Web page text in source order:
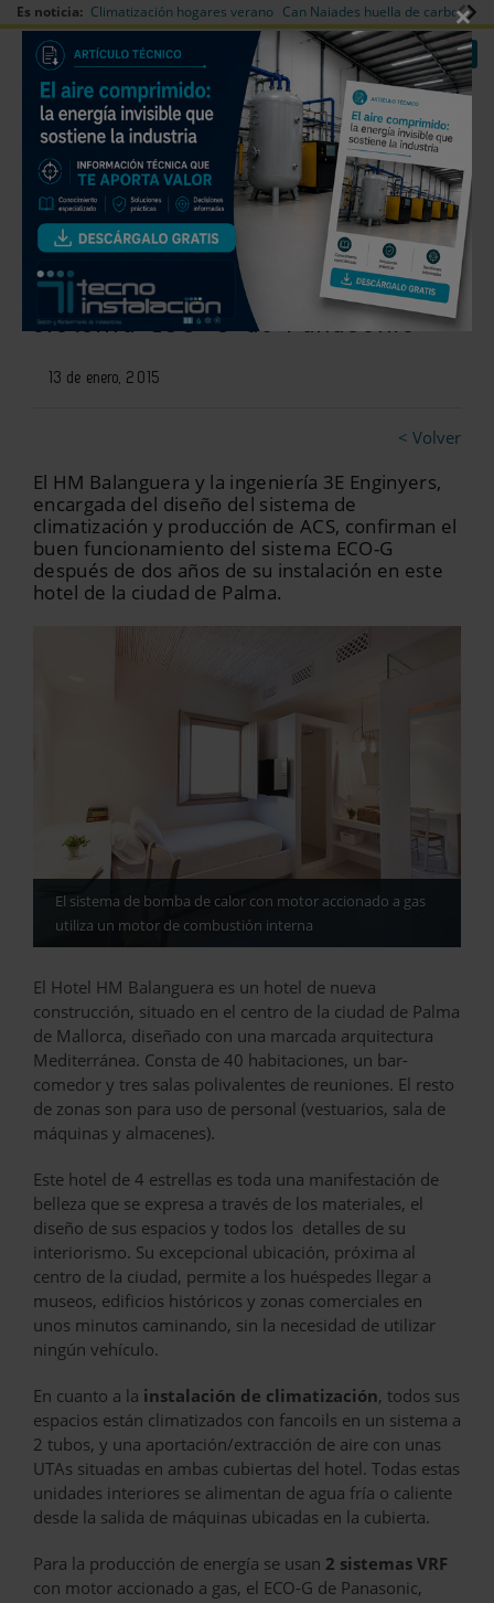
Es noticia: Climatización hogares verano Can Naiades huella de carbono
Redes Sociales Es noticia Login empresas Registro
El Hotel Balanguera ejemplifica
el ahorro energético de un
sistema ECO-G de Panasonic
13 de enero, 2015
< Volver
El HM Balanguera y la ingeniería 3E Enginyers,
encargada del diseño del sistema de
climatización y producción de ACS, confirman el
buen funcionamiento del sistema ECO-G
después de dos años de su instalación en este
hotel de la ciudad de Palma.
El sistema de bomba de calor con motor accionado a gas
utiliza un motor de combustión interna
El Hotel HM Balanguera es un hotel de nueva
construcción, situado en el centro de la ciudad de Palma
de Mallorca, diseñado con una marcada arquitectura
Mediterránea. Consta de 40 habitaciones, un bar-
comedor y tres salas polivalentes de reuniones. El resto
de zonas son para uso de personal (vestuarios, sala de
máquinas y almacenes).
Este hotel de 4 estrellas es toda una manifestación de
belleza que se expresa a través de los materiales, el
diseño de sus espacios y todos los detalles de su
interiorismo. Su excepcional ubicación, próxima al
centro de la ciudad, permite a los huéspedes llegar a
museos, edificios históricos y zonas comerciales en
unos minutos caminando, sin la necesidad de utilizar
ningún vehículo.
En cuanto a la instalación de climatización, todos sus
espacios están climatizados con fancoils en un sistema a
2 tubos, y una aportación/extracción de aire con unas
UTAs situadas en ambas cubiertas del hotel. Todas estas
unidades interiores se alimentan de agua fría o caliente
desde la salida de máquinas ubicadas en la cubierta.
Para la producción de energía se usan 2 sistemas VRF
con motor accionado a gas, el ECO-G de Panasonic,
×